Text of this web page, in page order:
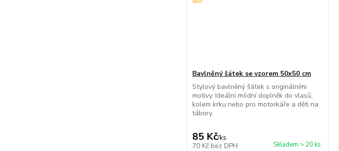
Bavlněný šátek se vzorem 50x50 cm
Stylový bavlněný šátek s originálními
motivy. Ideální módní doplněk do vlasů,
kolem krku nebo pro motorkáře a děti na
tábory.
85 Kč/ks
70 Kč bez DPH Skladem > 20 ks